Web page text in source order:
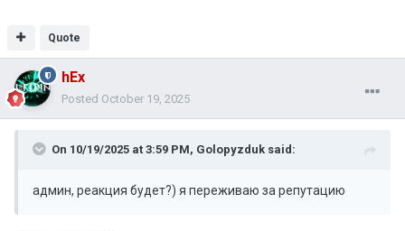
Quote
hEx
Posted October 19, 2025
On 10/19/2025 at 3:59 PM, Golopyzduk said:
админ, реакция будет?) я переживаю за репутацию